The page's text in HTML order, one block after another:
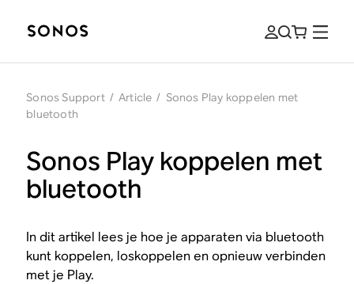
Sonos Support / Article / Sonos Play koppelen met
bluetooth
Sonos Play koppelen met
bluetooth
In dit artikel lees je hoe je apparaten via bluetooth
kunt koppelen, loskoppelen en opnieuw verbinden
met je Play.